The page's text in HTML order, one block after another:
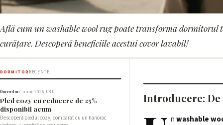
DORMITOR
Review: Washable
and Cleanliness
7 iunie 2026, 17:01 · 3 min citire
Află cum un washable wool rug poate transforma
curățare. Descoperă beneficiile acestui covor lavabil!
DORMITORRECENTE
Dormitor7 iunie 2026, 08:01
Pled cozy cu reducere de 25%
disponibil acum
Descoperă pledul cozy, comparat cu un hanorac
Introducere:
nwashable